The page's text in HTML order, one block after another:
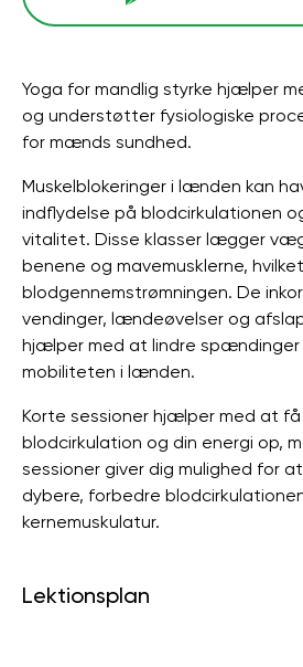
Yoga for mandlig styrke hjælper
og understøtter fysiologiske
for mænds sundhed.
Muskelblokeringer i lænden kan
indflydelse på blodcirkulationen
vitalitet. Disse klasser lægger
benene og mavemusklerne,
blodgennemstrømningen. De
vendinger, lændeøvelser og
hjælper med at lindre
mobiliteten i lænden.
Korte sessioner hjælper med at få
blodcirkulation og din energi op,
sessioner giver dig mulighed for
dybere, forbedre
kernemuskulatur.
Lektionsplan